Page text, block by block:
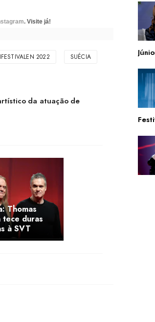
. Visite já!
2022 SUÉCIA
da atuação de
Thomas
tece duras
à SVT